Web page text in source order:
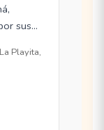
sus
Playita,